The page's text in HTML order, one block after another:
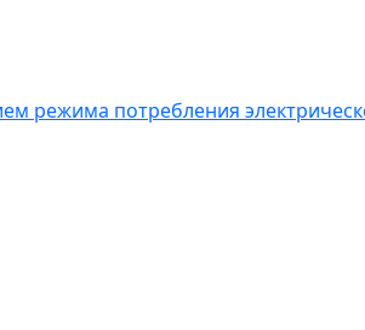
режима потребления